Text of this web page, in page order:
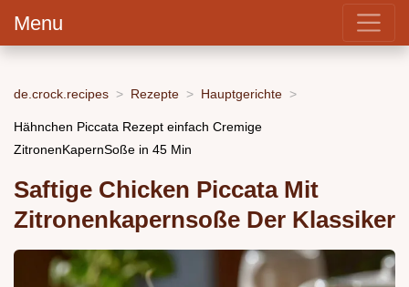
Menu
de.crock.recipes Rezepte Hauptgerichte
Hähnchen Piccata Rezept einfach Cremige
ZitronenKapernSoße in 45 Min
Saftige Chicken Piccata Mit
Zitronenkapernsoße Der Klassiker